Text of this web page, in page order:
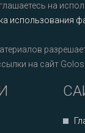
на
использования
на сайт